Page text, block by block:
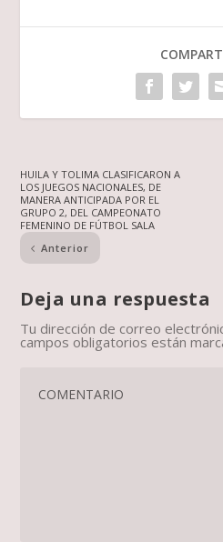
HUILA Y TOLIMA CLASIFICARON A
LOS JUEGOS NACIONALES, DE
MANERA ANTICIPADA POR EL
GRUPO 2, DEL CAMPEONATO
FEMENINO DE FÚTBOL SALA
Anterior
Deja una respuesta
Tu dirección de correo
campos obligatorios están